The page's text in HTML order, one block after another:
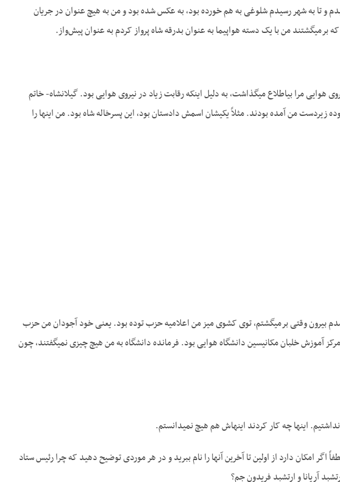
و تا به شهر رسیدم شلوغی به هم خورده بود، به عکس شده بود و من به هیچ عنوان در جریان
برمی­گشتند من با یک دسته هواپیما به عنوان بدرقه شاه پرواز کردم به عنوان پیش‌واز.
هوایی مرا بی­اطلاع می­گذاشت، به دلیل اینکه رقابت زیاد در نیروی هوایی بود. گیلانشاه- خاتم
من آمده بودند. مثلاً یکیشان اسمش دادستان بود، این پسرخاله شاه بود. من اینها را
بیرون وقتی برمی­گشتم، توی کشوی میز من اعلامیه حزب توده بود. یعنی خود آجودان من حزب
آموزش خلبان مکانیسین دانشگاه هوایی بود. فرمانده دانشگاه به من هیچ چیزی نمی­گفتند، چون
اینها چه کار کردند اینهاش هم هیچ نمی­دانستم.
امکان دارد از اولین تا آخرین آن­ها را نام ببرید و در هر موردی توضیح دهید که چرا رئیس ستاد
آریانا و ارتشبد فریدون جم؟